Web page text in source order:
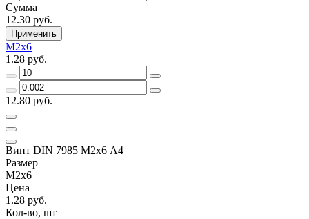
Сумма
12.30 руб.
Применить
М2х6
1.28 руб.
12.80 руб.
Винт DIN 7985 М2х6 A4
Размер
М2х6
Цена
1.28 руб.
Кол-во, шт